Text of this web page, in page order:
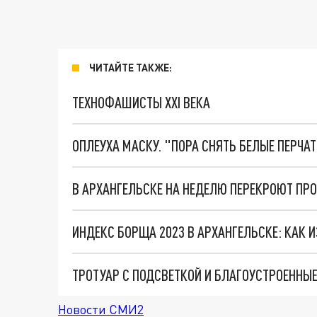
ЧИТАЙТЕ ТАКЖЕ:
ТЕХНОФАШИСТЫ XXI ВЕКА
ОПЛЕУХА МАСКУ. "ПОРА СНЯТЬ БЕЛЫЕ
В АРХАНГЕЛЬСКЕ НА НЕДЕЛЮ ПЕРЕКРОЮТ
ИНДЕКС БОРЩА 2023 В АРХАНГЕЛЬСКЕ:
Новости СМИ2